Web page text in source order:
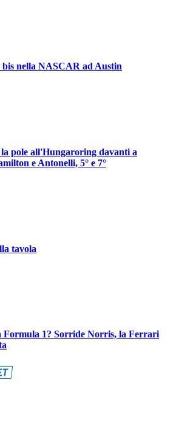
nella NASCAR ad Austin
pole all'Hungaroring davanti a
e Antonelli, 5° e 7°
tavola
Formula 1? Sorride Norris, la Ferrari